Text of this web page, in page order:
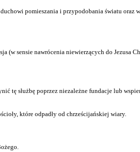
pomieszania i przypodobania światu oraz
sensie nawrócenia niewierzących do Jezusa
tę służbę poprzez niezależne fundacje lub
które odpadły od chrześcijańskiej wiary.